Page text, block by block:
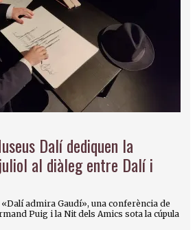
Dalí dediquen la
al diàleg entre Dalí i
admira Gaudí», una conferència de
Puig i la Nit dels Amics sota la cúpula